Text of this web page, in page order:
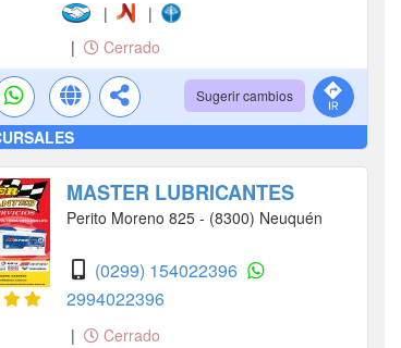
|
|
|
Cerrado
Sugerir cambios
MASTER LUBRICANTES
Perito Moreno 825 - (8300) Neuquén
(0299) 154022396
2994022396
| Cerrado